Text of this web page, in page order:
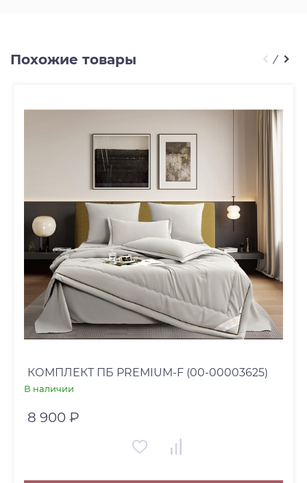
Похожие товары
КОМПЛЕКТ ПБ PREMIUM-F (00-00003625)
В наличии
8 900 ₽